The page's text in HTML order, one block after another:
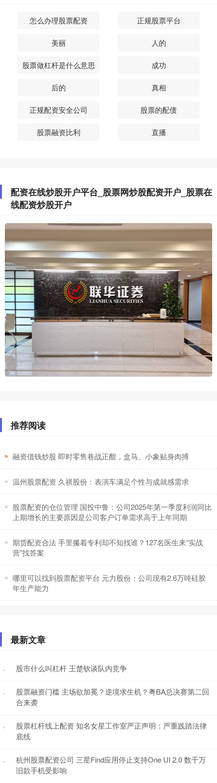
怎么办理股票配资 正规股票平台
美丽 人的
股票做杠杆是什么意思 成功
后的 真相
正规配资安全公司 股票的配债
股票融资比利 直播
配资在线炒股开户平台_股票网炒股配资开户_股票在
线配资炒股开户
推荐阅读
​融资借钱炒股 即时零售巷战正酣，盒马、小象贴身肉搏
​温州股票配资 久祺股份：表演车满足个性与成就感需求
​股票配资的仓位管理 国投中鲁：公司2025年第一季度利润同比
上期增长的主要原因是公司客户订单需求高于上年同期
​期货配资合法 手里攥着专利却不知找谁？127名医生来“实战
营”找答案
​哪里可以找到股票配资平台 元力股份：公司现有2.6万吨硅胶
年生产能力
最新文章
· 股市什么叫杠杆 王楚钦谈队内竞争
·
股票融资门槛 主场欲加冕？逆境求生机？粤BA总决赛第二回
合来袭
·
股票杠杆线上配资 知名女星工作室严正声明：严重践踏法律
底线
·
杭州股票配资公司 三星Find应用停止支持One UI 2.0 数千万
旧款手机受影响